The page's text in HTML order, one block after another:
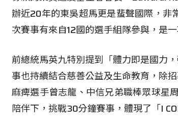
辦近20年的東吳超馬更是蜚聲國際，非
次賽事有來自12國的選手組隊參與，是
前總統馬英九特別提到「體力即是國力
事也持續結合慈善公益及生命教育，除
麻痺選手曾志龍、中信兄弟職棒眾球星
陪伴下，挑戰30分鐘賽事，體現了「I